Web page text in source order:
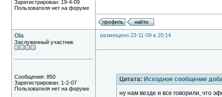
Зарегистрирован: 19-4-09
Пользователя нет на форуме
Ola
Заслуженный участник
Сообщения: 850
Зарегистрирован: 1-2-07
Пользователя нет на форуме
размещено 23-11-09 в 20:14
Цитата: Исходное сообщение
ну нам везде и все говорили, что